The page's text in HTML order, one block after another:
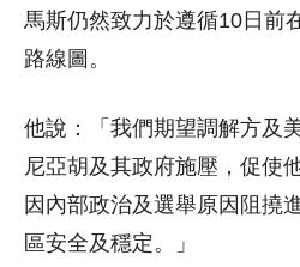
馬斯仍然致力於遵循10日前
路線圖。
他說：「我們期望調解方及
尼亞胡及其政府施壓，促使
因內部政治及選舉原因阻撓
區安全及穩定。」